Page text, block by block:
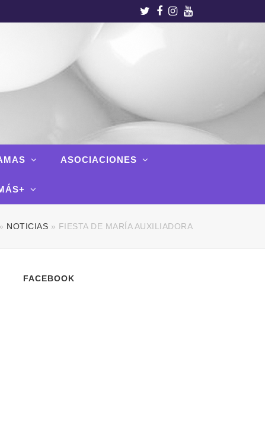
Twitter
Facebook
Instagram
Youtube
ASOCIACIONES
» NOTICIAS » FIESTA DE MARÍA AUXILIADORA
FACEBOOK